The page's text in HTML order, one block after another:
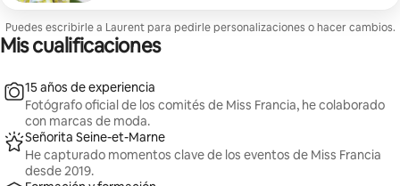
Vuelve a casa con un portafolio profesional digno de
las mejores revistas de moda parisinas.
Puedes escribirle a Laurent para pedirle personalizaciones o hacer cambios.
Mis cualificaciones
15 años de experiencia
Fotógrafo oficial de los comités de Miss Francia, he colaborado
con marcas de moda.
Señorita Seine-et-Marne
He capturado momentos clave de los eventos de Miss Francia
desde 2019.